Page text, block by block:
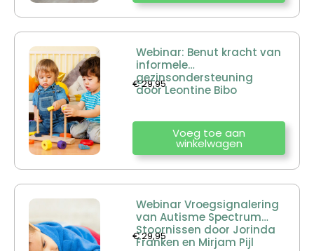
Webinar: Benut kracht van
informele
gezinsondersteuning
door Leontine Bibo
€29,95
Voeg toe aan
winkelwagen
Webinar Vroegsignalering
van Autisme Spectrum
Stoornissen door Jorinda
Franken en Mirjam Pijl
€29,95